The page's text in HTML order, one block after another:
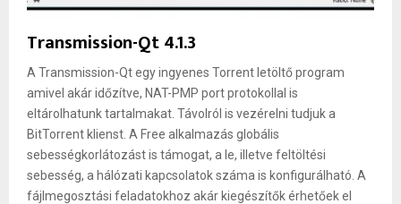
Transmission-Qt 4.1.3
A Transmission-Qt egy ingyenes Torrent letöltő program
amivel akár időzítve, NAT-PMP port protokollal is
eltárolhatunk tartalmakat. Távolról is vezérelni tudjuk a
BitTorrent klienst. A Free alkalmazás globális
sebességkorlátozást is támogat, a le, illetve feltöltési
sebesség, a hálózati kapcsolatok száma is konfigurálható. A
fájlmegosztási feladatokhoz akár kiegészítők érhetőek el